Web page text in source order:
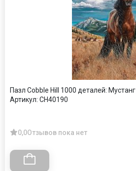
Пазл Cobble Hill 1000 деталей: Мустанг
Артикул: CH40190
0,0Отзывов пока нет